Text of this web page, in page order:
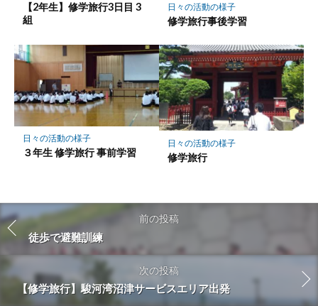
【2年生】修学旅行3日目 3
組
日々の活動の様子
修学旅行事後学習
日々の活動の様子
３年生 修学旅行 事前学習
日々の活動の様子
修学旅行
前の投稿
徒歩で避難訓練
次の投稿
【修学旅行】駿河湾沼津サービスエリア出発